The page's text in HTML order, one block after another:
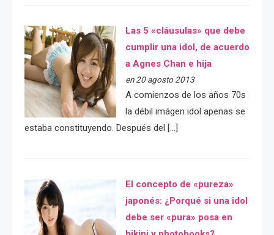
Las 5 «cláusulas» que debe
cumplir una idol, de acuerdo
a Agnes Chan e hija
en 20 agosto 2013
A comienzos de los años 70s
la débil imágen idol apenas se
estaba constituyendo. Después del […]
El concepto de «pureza»
japonés: ¿Porqué si una idol
debe ser «pura» posa en